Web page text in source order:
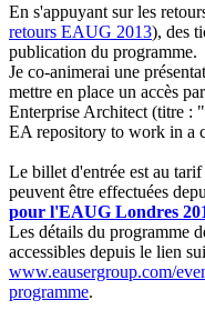
En s'appuyant sur les
retours EAUG 2013), des
publication du programme.
Je co-animerai une
mettre en place un accès
Enterprise Architect (titre :
EA repository to work in a
Le billet d'entrée est au
peuvent être effectuées
pour l'EAUG Londres
Les détails du programme
accessibles depuis le lien
www.eausergroup.com/
programme.